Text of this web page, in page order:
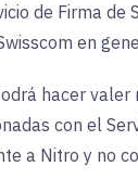
de Firma de
en
hacer valer
con el
a Nitro y no